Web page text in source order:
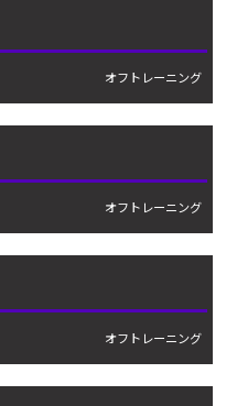
オフトレーニング
オフトレーニング
オフトレーニング